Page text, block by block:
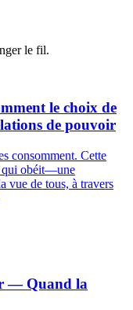
le fil.
le choix de
de pouvoir
consomment. Cette
qui obéit—une
vue de tous, à travers
— Quand la